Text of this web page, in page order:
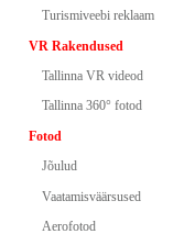
Turismiveebi reklaam
VR Rakendused
Tallinna VR videod
Tallinna 360° fotod
Fotod
Jõulud
Vaatamisväärsused
Aerofotod